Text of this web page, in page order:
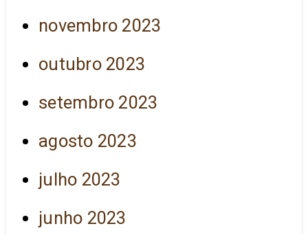
novembro 2023
outubro 2023
setembro 2023
agosto 2023
julho 2023
junho 2023